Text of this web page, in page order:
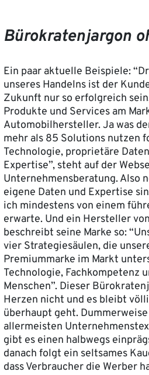
Bürokratenjargon
Ein paar aktuelle Beispiele:
unseres Handelns ist der
Zukunft nur so erfolgreich
Produkte und Services am
Automobilhersteller. Ja was
mehr als 85 Solutions nutzen
Technologie, proprietäre
Expertise”, steht auf der
Unternehmensberatung. Also
eigene Daten und Expertise
ich mindestens von einem
erwarte. Und ein Hersteller
beschreibt seine Marke so:
vier Strategiesäulen, die
Premiummarke im Markt
Technologie, Fachkompetenz
Menschen”. Dieser
Herzen nicht und es bleibt
überhaupt geht.
allermeisten
gibt es einen halbwegs
danach folgt ein seltsames
dass Verbraucher die Werber